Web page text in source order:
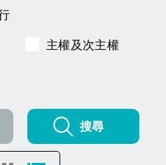
主權及次主權
搜尋